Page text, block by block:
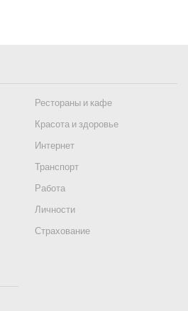
Рестораны и кафе
Красота и здоровье
Интернет
Транспорт
Работа
Личности
Страхование